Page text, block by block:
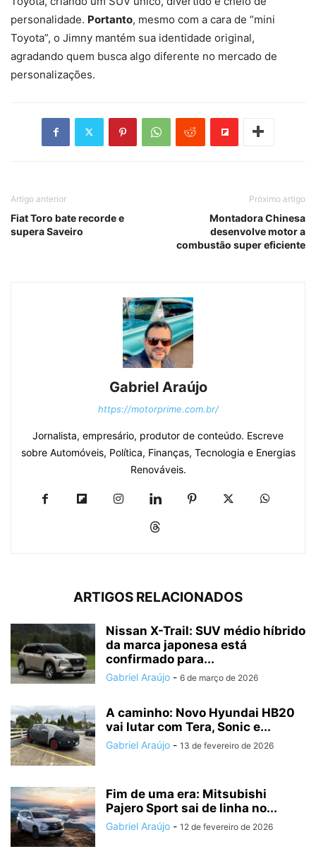
personalidade. Portanto, mesmo com a cara de “mini
Toyota”, o Jimny mantém sua identidade original,
agradando quem busca algo diferente no mercado de
personalizações.
Artigo anterior
Fiat Toro bate recorde e
supera Saveiro
Próximo artigo
Montadora Chinesa
desenvolve motor a
combustão super eficiente
Gabriel Araújo
https://motorprime.com.br/
Jornalista, empresário, produtor de conteúdo. Escreve
sobre Automóveis, Política, Finanças, Tecnologia e Energias
Renováveis.
ARTIGOS RELACIONADOS
Nissan X-Trail: SUV médio híbrido
da marca japonesa está
confirmado para...
Gabriel Araújo - 6 de março de 2026
A caminho: Novo Hyundai HB20
vai lutar com Tera, Sonic e...
Gabriel Araújo - 13 de fevereiro de 2026
Fim de uma era: Mitsubishi
Pajero Sport sai de linha no...
Gabriel Araújo - 12 de fevereiro de 2026